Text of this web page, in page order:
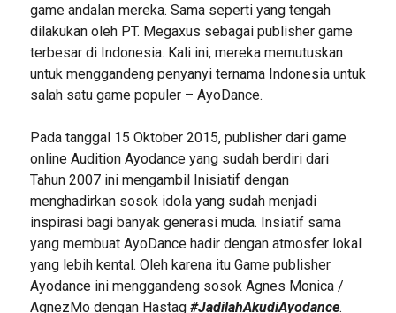
game andalan mereka. Sama seperti yang tengah
dilakukan oleh PT. Megaxus sebagai publisher game
terbesar di Indonesia. Kali ini, mereka memutuskan
untuk menggandeng penyanyi ternama Indonesia untuk
salah satu game populer – AyoDance.
Pada tanggal 15 Oktober 2015, publisher dari game
online Audition Ayodance yang sudah berdiri dari
Tahun 2007 ini mengambil Inisiatif dengan
menghadirkan sosok idola yang sudah menjadi
inspirasi bagi banyak generasi muda. Insiatif sama
yang membuat AyoDance hadir dengan atmosfer lokal
yang lebih kental. Oleh karena itu Game publisher
Ayodance ini menggandeng sosok Agnes Monica /
AgnezMo dengan Hastag #JadilahAkudiAyodance.